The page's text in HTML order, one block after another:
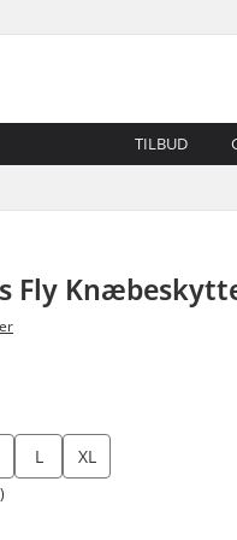
TILBUD
Fly
L XL